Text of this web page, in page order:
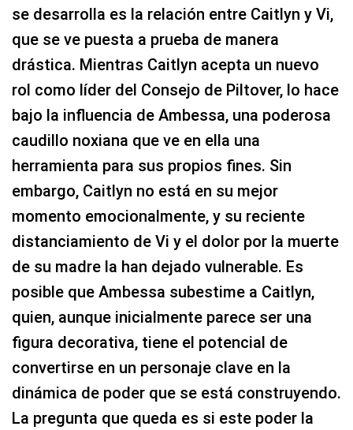
se desarrolla es la relación entre Caitlyn y Vi,
que se ve puesta a prueba de manera
drástica. Mientras Caitlyn acepta un nuevo
rol como líder del Consejo de Piltover, lo hace
bajo la influencia de Ambessa, una poderosa
caudillo noxiana que ve en ella una
herramienta para sus propios fines. Sin
embargo, Caitlyn no está en su mejor
momento emocionalmente, y su reciente
distanciamiento de Vi y el dolor por la muerte
de su madre la han dejado vulnerable. Es
posible que Ambessa subestime a Caitlyn,
quien, aunque inicialmente parece ser una
figura decorativa, tiene el potencial de
convertirse en un personaje clave en la
dinámica de poder que se está construyendo.
La pregunta que queda es si este poder la